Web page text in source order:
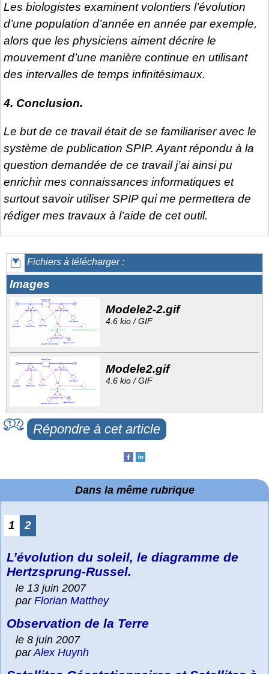
Les biologistes examinent volontiers l’évolution
d’une population d’année en année par exemple,
alors que les physiciens aiment décrire le
mouvement d’une manière continue en utilisant
des intervalles de temps infinitésimaux.
4. Conclusion.
Le but de ce travail était de se familiariser avec le
système de publication SPIP. Ayant répondu à la
question demandée de ce travail j’ai ainsi pu
enrichir mes connaissances informatiques et
surtout savoir utiliser SPIP qui me permettera de
rédiger mes travaux à l’aide de cet outil.
Fichiers à télécharger :
Images
Modele2-2.gif
4.6 kio / GIF
Modele2.gif
4.6 kio / GIF
Répondre à cet article
Dans la même rubrique
1 2
L’évolution du soleil, le diagramme de
Hertzsprung-Russel.
le 13 juin 2007
par Florian Matthey
Observation de la Terre
le 8 juin 2007
parAlex Huynh